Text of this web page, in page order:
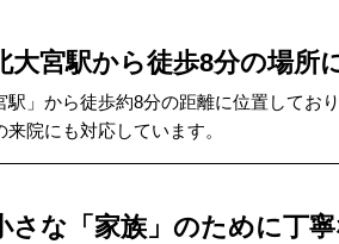
大宮駅から徒歩8分の場所
駅」から徒歩約8分の距離に位置してお
院にも対応しています。
さな「家族」のために丁